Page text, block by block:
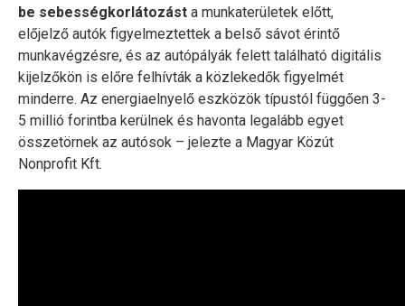
be sebességkorlátozást a munkaterületek előtt,
előjelző autók figyelmeztettek a belső sávot érintő
munkavégzésre, és az autópályák felett található digitális
kijelzőkön is előre felhívták a közlekedők figyelmét
minderre. Az energiaelnyelő eszközök típustól függően 3-
5 millió forintba kerülnek és havonta legalább egyet
összetörnek az autósok – jelezte a Magyar Közút
Nonprofit Kft.